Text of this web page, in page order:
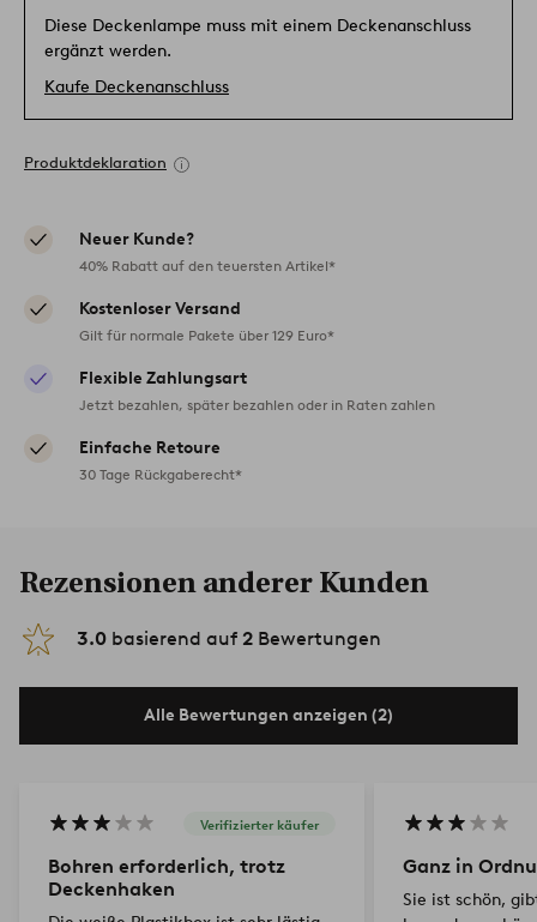
Diese Deckenlampe muss mit einem Deckenanschluss
ergänzt werden.
Kaufe Deckenanschluss
Produktdeklaration
Neuer Kunde?
40% Rabatt auf den teuersten Artikel*
Kostenloser Versand
Gilt für normale Pakete über 129 Euro*
Flexible Zahlungsart
Jetzt bezahlen, später bezahlen oder in Raten zahlen
Einfache Retoure
30 Tage Rückgaberecht*
Rezensionen anderer Kunden
3.0 basierend auf 2 Bewertungen
Alle Bewertungen anzeigen (2)
Verifizierter käufer
Bohren erforderlich, trotz
Deckenhaken
Ganz in
Sie ist schön,